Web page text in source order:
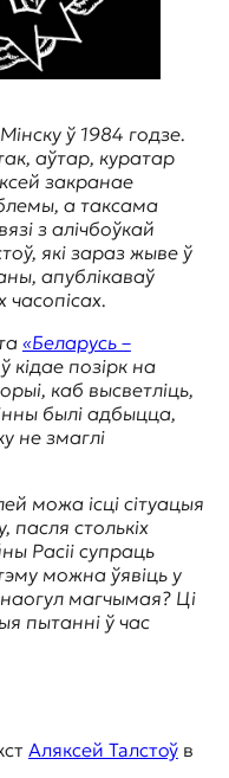
ў 1984 годзе.
аўтар, куратар
закранае
а таксама
з алічбоўкай
які зараз жыве ў
апублікаваў
часопісах.
«Беларусь –
кідае позірк на
каб высветліць,
былі адбыцца,
не змаглі
можа ісці сітуацыя
пасля столькіх
Расіі супраць
можна ўявіць у
магчымая? Ці
пытанні ў час
Аляксей Талстоўв